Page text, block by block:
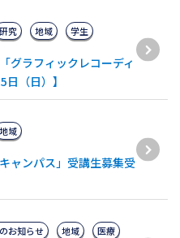
グラフィックレコーディ
（日）】
研究 地域 学生
ャンパス」受講生募集受
地域
お知らせ 地域 医療